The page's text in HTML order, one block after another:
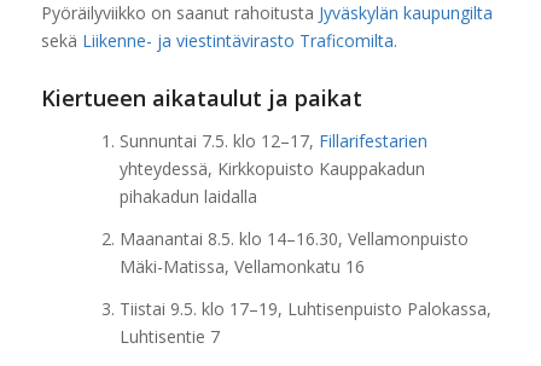
Pyöräilyviikko on saanut rahoitusta Jyväskylän kaupungilta
sekä Liikenne- ja viestintävirasto Traficomilta.
Kiertueen aikataulut ja paikat
Sunnuntai 7.5. klo 12–17, Fillarifestarien
yhteydessä, Kirkkopuisto Kauppakadun
pihakadun laidalla
Maanantai 8.5. klo 14–16.30, Vellamonpuisto
Mäki-Matissa, Vellamonkatu 16
Tiistai 9.5. klo 17–19, Luhtisenpuisto Palokassa,
Luhtisentie 7